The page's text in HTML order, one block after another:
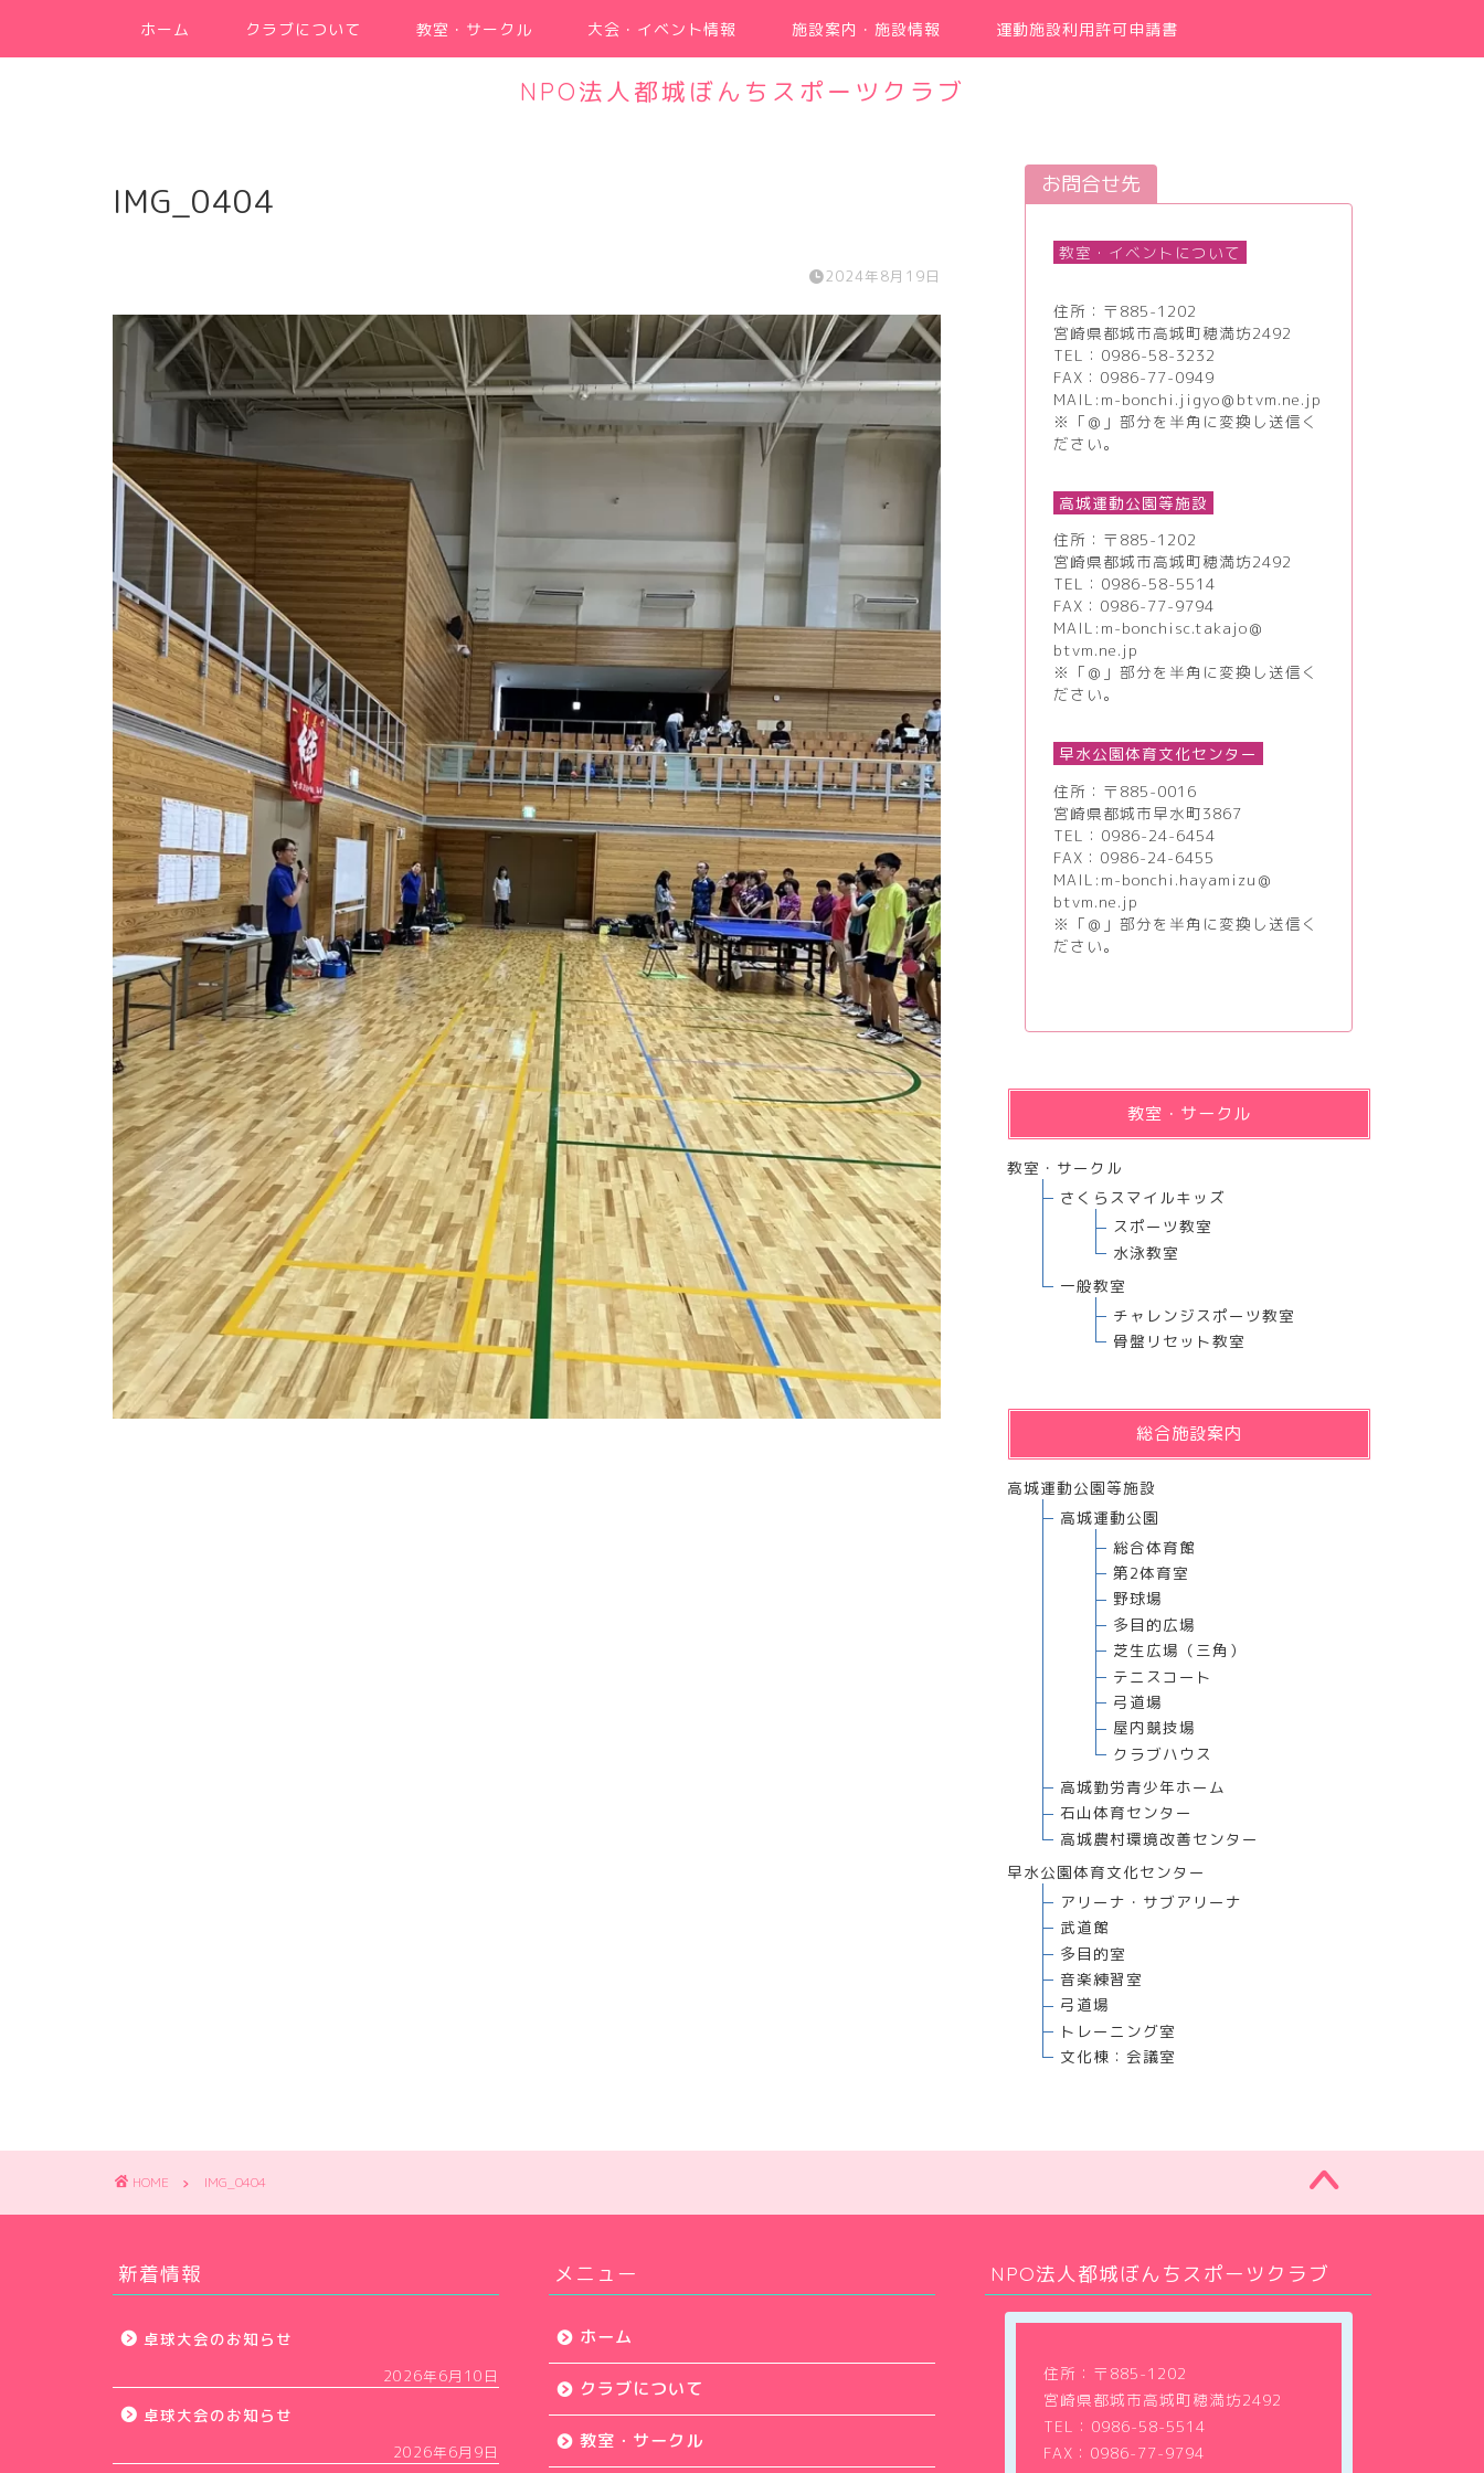
ホーム クラブについて 教室・サークル 大会・イベント情報 施設案内・施設情報 運動施設利用許可申請書
NPO法人都城ぼんちスポーツクラブ
IMG_0404
2024年8月19日
お問合せ先
教室・イベントについて
住所：〒885-1202
宮崎県都城市高城町穂満坊2492
TEL： 0986-58-3232
FAX：0986-77-0949
MAIL:m-bonchi.jigyo＠btvm.ne.jp
※「＠」部分を半角に変換し送信く
ださい。
高城運動公園等施設
住所：〒885-1202
宮崎県都城市高城町穂満坊2492
TEL： 0986-58-5514
FAX：0986-77-9794
MAIL:m-bonchisc.takajo＠
btvm.ne.jp
※「＠」部分を半角に変換し送信く
ださい。
早水公園体育文化センター
住所：〒885-0016
宮崎県都城市早水町3867
TEL： 0986-24-6454
FAX：0986-24-6455
MAIL:m-bonchi.hayamizu＠
btvm.ne.jp
※「＠」部分を半角に変換し送信く
ださい。
教室・サークル
教室・サークル
さくらスマイルキッズ
スポーツ教室
水泳教室
一般教室
チャレンジスポーツ教室
骨盤リセット教室
総合施設案内
高城運動公園等施設
高城運動公園
総合体育館
第2体育室
野球場
多目的広場
芝生広場（三角）
テニスコート
弓道場
屋内競技場
クラブハウス
高城勤労青少年ホーム
石山体育センター
高城農村環境改善センター
早水公園体育文化センター
アリーナ・サブアリーナ
武道館
多目的室
音楽練習室
弓道場
トレーニング室
文化棟：会議室
HOME IMG_0404
新着情報
卓球大会のお知らせ
2026年6月10日
卓球大会のお知らせ
2026年6月9日
メニュー
ホーム
クラブについて
教室・サークル
NPO法人都城ぼんちスポーツクラブ
住所：〒885-1202
宮崎県都城市高城町穂満坊2492
TEL： 0986-58-5514
FAX：0986-77-9794